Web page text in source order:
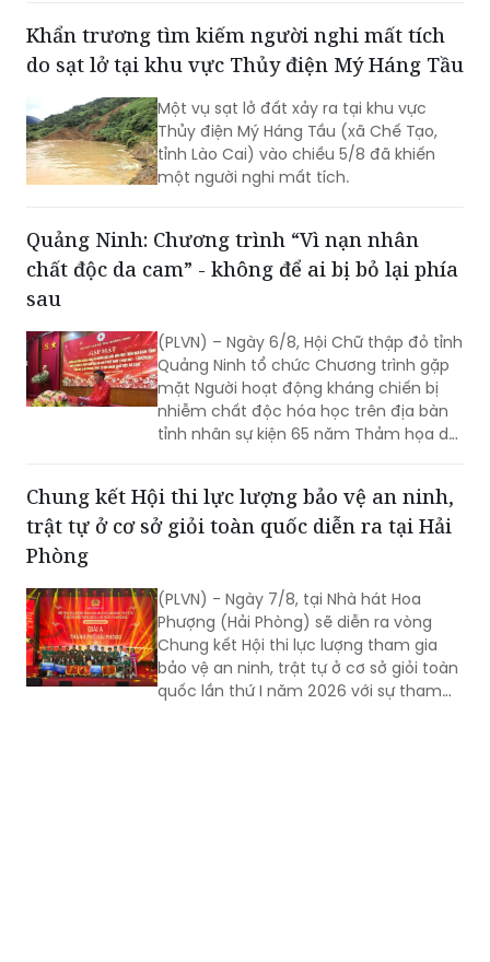
Khẩn trương tìm kiếm người nghi mất tích
do sạt lở tại khu vực Thủy điện Mý Háng Tầu
Một vụ sạt lở đất xảy ra tại khu vực
Thủy điện Mý Háng Tầu (xã Chế Tạo,
tỉnh Lào Cai) vào chiều 5/8 đã khiến
một người nghi mất tích.
Quảng Ninh: Chương trình “Vì nạn nhân
chất độc da cam” - không để ai bị bỏ lại phía
sau
(PLVN) – Ngày 6/8, Hội Chữ thập đỏ tỉnh
Quảng Ninh tổ chức Chương trình gặp
mặt Người hoạt động kháng chiến bị
nhiễm chất độc hóa học trên địa bàn
tỉnh nhân sự kiện 65 năm Thảm họa da
trào “Vì nạn nhân chất độc da cam”.
Chung kết Hội thi lực lượng bảo vệ an ninh,
trật tự ở cơ sở giỏi toàn quốc diễn ra tại Hải
Phòng
(PLVN) - Ngày 7/8, tại Nhà hát Hoa
Phượng (Hải Phòng) sẽ diễn ra vòng
Chung kết Hội thi lực lượng tham gia
bảo vệ an ninh, trật tự ở cơ sở giỏi toàn
quốc lần thứ I năm 2026 với sự tham